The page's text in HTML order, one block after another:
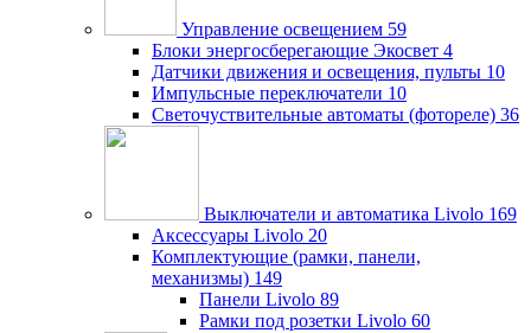
Управление освещением 59
Блоки энергосберегающие Экосвет 4
Датчики движения и освещения, пульты 10
Импульсные переключатели 10
Светочуствительные автоматы (фотореле) 36
Выключатели и автоматика Livolo 169
Аксессуары Livolo 20
Комплектующие (рамки, панели,
механизмы) 149
Панели Livolo 89
Рамки под розетки Livolo 60